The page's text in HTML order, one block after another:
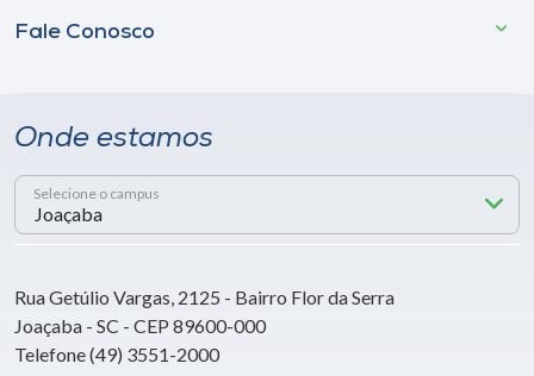
Fale Conosco
Onde estamos
Selecione o campus
Rua Getúlio Vargas, 2125 - Bairro Flor da Serra
Joaçaba - SC - CEP 89600-000
Telefone (49) 3551-2000